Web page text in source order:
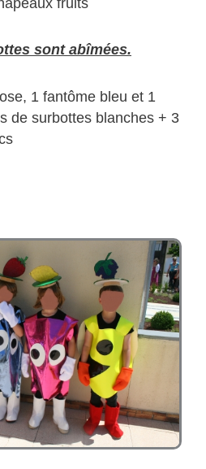
sont abîmées.
1 fantôme bleu et 1
de surbottes blanches + 3